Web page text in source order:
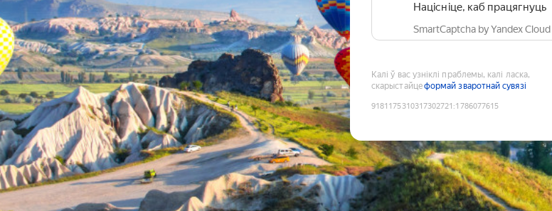
Націсніце, каб працягнуць
SmartCaptcha by Yandex Cloud
Калі ў вас узніклі праблемы, калі ласка,
скарыстайцеформай зваротнай сувязі
9181175310317302721 :1786077615